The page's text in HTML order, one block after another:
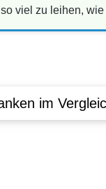
viel zu leihen,
im